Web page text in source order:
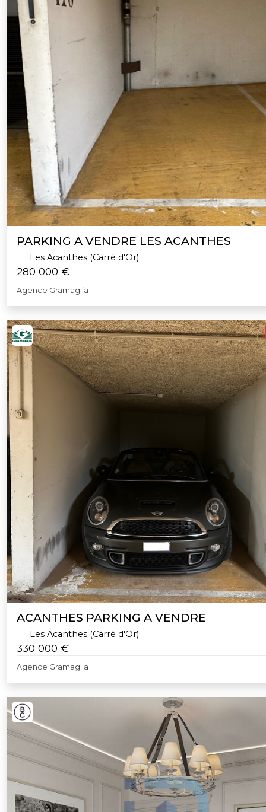
PARKING A VENDRE LES ACANTHES
Les Acanthes (Carré d'Or)
280 000 €
Agence Gramaglia
ACANTHES PARKING A VENDRE
Les Acanthes (Carré d'Or)
330 000 €
Agence Gramaglia